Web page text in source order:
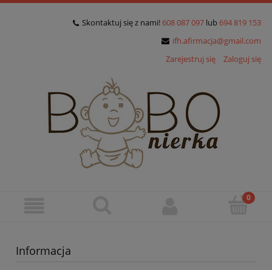
Skontaktuj się z nami! 608 087 097 lub 694 819 153
ifh.afirmacja@gmail.com
Zarejestruj się
Zaloguj się
Informacja